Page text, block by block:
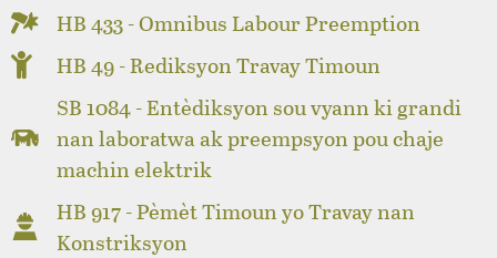
HB 433 - Omnibus Labour Preemption
HB 49 - Rediksyon Travay Timoun
SB 1084 - Entèdiksyon sou vyann ki grandi
nan laboratwa ak preempsyon pou chaje
machin elektrik
HB 917 - Pèmèt Timoun yo Travay nan
Konstriksyon